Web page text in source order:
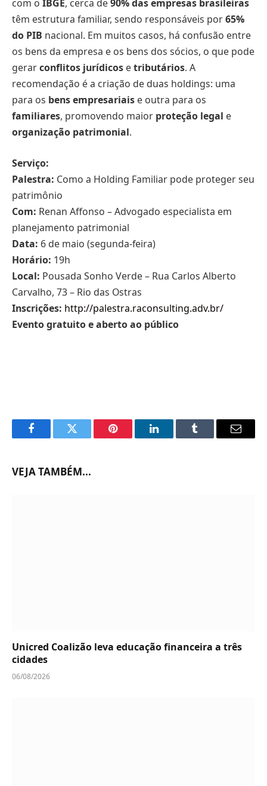
com o IBGE, cerca de90% das empresas brasileiras
têm estrutura familiar, sendo responsáveis por65%
do PIB nacional. Em muitos casos, há confusão entre
os bens da empresa e os bens dos sócios, o que pode
gerarconflitos jurídicos etributários. A
recomendação é a criação de duas holdings: uma
para os bens empresariais e outra para os
familiares, promovendo maior proteção legal e
organização patrimonial.
Serviço:
Palestra: Como a Holding Familiar pode proteger seu
patrimônio
Com: Renan Affonso – Advogado especialista em
planejamento patrimonial
Data: 6 de maio (segunda-feira)
Horário: 19h
Local: Pousada Sonho Verde – Rua Carlos Alberto
Carvalho, 73 – Rio das Ostras
Inscrições: http://palestra.raconsulting.adv.br/
Evento gratuito e aberto ao público
FacebookTwitter Pinterest LinkedInTumblr Email
VEJA TAMBÉM...
Unicred Coalizão leva educação financeira a três
cidades
06/08/2026